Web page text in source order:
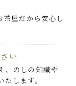
屋だから安心し
い
、のしの知識や
します。